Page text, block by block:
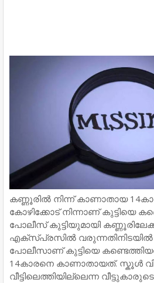
കണ്ണൂരിൽ നിന്ന് കാണാതായ
കോഴിക്കോട് നിന്നാണ് കുട്ടിയെ
പോലീസ് കുട്ടിയുമായി
എക്സ്പ്രസിൽ വരുന്നതിനിടയിൽ
പോലീസാണ് കുട്ടിയെ
14കാരനെ കാണാതായത്. സ്കൂൾ
വീട്ടിലെത്തിയില്ലെന്ന